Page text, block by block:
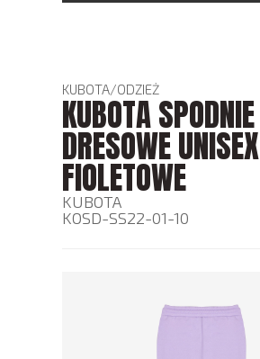
KUBOTA/ODZIEŻ
KUBOTA SPODNIE
DRESOWE UNISEX
FIOLETOWE
KUBOTA
KOSD-SS22-01-10